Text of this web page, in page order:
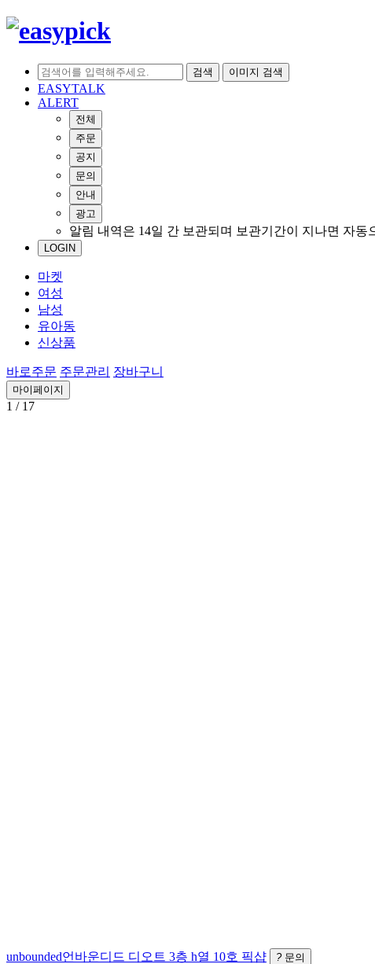
검색 이미지 검색
EASYTALK
ALERT
전체
주문
공지
문의
안내
광고
알림 내역은 14일 간 보관되며 보관기간이 지나면 자동
LOGIN
마켓
여성
남성
유아동
신상품
바로주문 주문관리 장바구니
마이페이지
1 / 17
unbounded언바운디드 디오트 3층 h열 10호 픽샵 ? 문의